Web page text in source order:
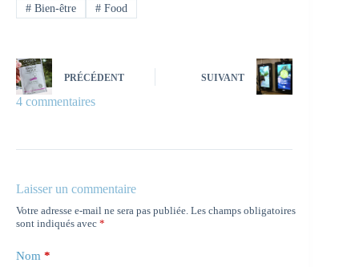
#Bien-être #Food
PRÉCÉDENT SUIVANT
4 commentaires
Laisser un commentaire
Votre adresse e-mail ne sera pas publiée. Les champs obligatoires
sont indiqués avec *
Nom *